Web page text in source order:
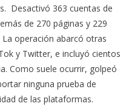
Desactivó 363 cuentas de
de 270 páginas y 229
operación abarcó otras
y Twitter, e incluyó cientos
Como suele ocurrir, golpeó
ninguna prueba de
de las plataformas.